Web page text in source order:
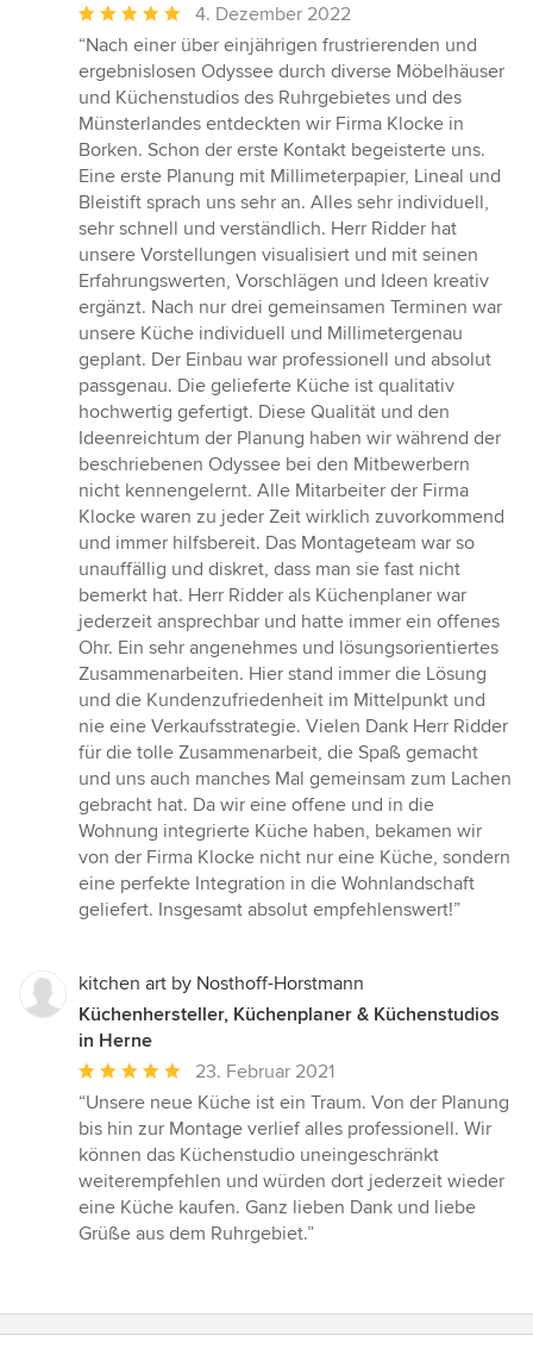
Durchschnittliche
Bewertung:
5
von
5
Sternen
4. Dezember 2022
“Nach einer über einjährigen frustrierenden und
ergebnislosen Odyssee durch diverse Möbelhäuser
und Küchenstudios des Ruhrgebietes und des
Münsterlandes entdeckten wir Firma Klocke in
Borken. Schon der erste Kontakt begeisterte uns.
Eine erste Planung mit Millimeterpapier, Lineal und
Bleistift sprach uns sehr an. Alles sehr individuell,
sehr schnell und verständlich. Herr Ridder hat
unsere Vorstellungen visualisiert und mit seinen
Erfahrungswerten, Vorschlägen und Ideen kreativ
ergänzt. Nach nur drei gemeinsamen Terminen war
unsere Küche individuell und Millimetergenau
geplant. Der Einbau war professionell und absolut
passgenau. Die gelieferte Küche ist qualitativ
hochwertig gefertigt. Diese Qualität und den
Ideenreichtum der Planung haben wir während der
beschriebenen Odyssee bei den Mitbewerbern
nicht kennengelernt. Alle Mitarbeiter der Firma
Klocke waren zu jeder Zeit wirklich zuvorkommend
und immer hilfsbereit. Das Montageteam war so
unauffällig und diskret, dass man sie fast nicht
bemerkt hat. Herr Ridder als Küchenplaner war
jederzeit ansprechbar und hatte immer ein offenes
Ohr. Ein sehr angenehmes und lösungsorientiertes
Zusammenarbeiten. Hier stand immer die Lösung
und die Kundenzufriedenheit im Mittelpunkt und
nie eine Verkaufsstrategie. Vielen Dank Herr Ridder
für die tolle Zusammenarbeit, die Spaß gemacht
und uns auch manches Mal gemeinsam zum Lachen
gebracht hat. Da wir eine offene und in die
Wohnung integrierte Küche haben, bekamen wir
von der Firma Klocke nicht nur eine Küche, sondern
eine perfekte Integration in die Wohnlandschaft
geliefert. Insgesamt absolut empfehlenswert!”
kitchen art by Nosthoff-Horstmann
Küchenhersteller, Küchenplaner & Küchenstudios
in Herne
Durchschnittliche
Bewertung:
5
von
5
Sternen
23. Februar 2021
“Unsere neue Küche ist ein Traum. Von der Planung
bis hin zur Montage verlief alles professionell. Wir
können das Küchenstudio uneingeschränkt
weiterempfehlen und würden dort jederzeit wieder
eine Küche kaufen. Ganz lieben Dank und liebe
Grüße aus dem Ruhrgebiet.”